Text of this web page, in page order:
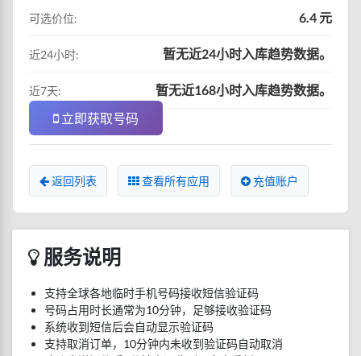
可选价位: 6.4 元
近24小时: 暂无近24小时入库趋势数据。
近7天:
暂无近168小时入库趋势数据。
立即获取号码
返回列表 查看所有应用 充值账户
服务说明
支持全球各地临时手机号码接收短信验证码
号码占用时长通常为10分钟，足够接收验证码
系统收到短信后会自动显示验证码
支持取消订单，10分钟内未收到验证码自动取消